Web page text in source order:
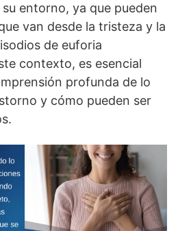
entorno, ya que pueden
van desde la tristeza y la
de euforia
contexto, es esencial
profunda de lo
y cómo pueden ser